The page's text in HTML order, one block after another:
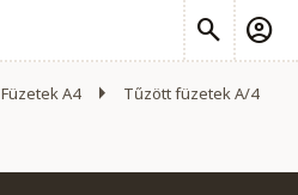
Füzetek A4 Tűzött füzetek A/4